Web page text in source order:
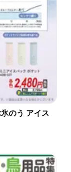
のう アイス